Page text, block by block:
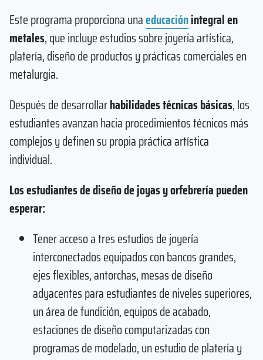
Este programa proporciona unaeducaciónintegral en
metales, que incluye estudios sobre joyería artística,
platería, diseño de productos y prácticas comerciales en
metalurgia.
Después de desarrollarhabilidades técnicas básicas, los
estudiantes avanzan hacia procedimientos técnicos más
complejos y definen su propia práctica artística
individual.
Los estudiantes de diseño de joyas y orfebrería pueden
esperar:
Tener acceso a tres estudios de joyería
interconectados equipados con bancos grandes,
ejes flexibles, antorchas, mesas de diseño
adyacentes para estudiantes de niveles superiores,
un área de fundición, equipos de acabado,
estaciones de diseño computarizadas con
programas de modelado, un estudio de platería y